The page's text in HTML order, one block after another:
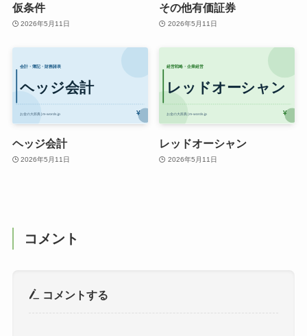
仮条件
2026年5月11日
その他有価証券
2026年5月11日
ヘッジ会計
2026年5月11日
レッドオーシャン
2026年5月11日
コメント
コメントする